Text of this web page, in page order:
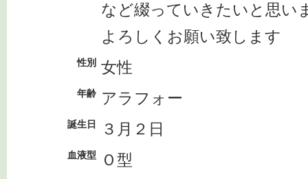
など綴っていきたいと思い
よろしくお願い致します
性別 女性
年齢 アラフォー
誕生日 ３月２日
血液型 Ｏ型